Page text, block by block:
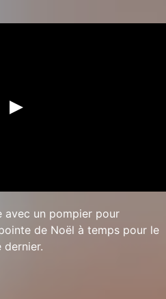
avec un pompier pour
de Noël à temps pour le
dernier.